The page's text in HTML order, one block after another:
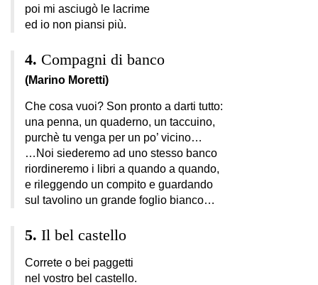
poi mi asciugò le lacrime
ed io non piansi più.
Compagni di banco
(Marino Moretti)
Che cosa vuoi? Son pronto a darti tutto:
una penna, un quaderno, un taccuino,
purchè tu venga per un po’ vicino…
…Noi siederemo ad uno stesso banco
riordineremo i libri a quando a quando,
e rileggendo un compito e guardando
sul tavolino un grande foglio bianco…
Il bel castello
Correte o bei paggetti
nel vostro bel castello.